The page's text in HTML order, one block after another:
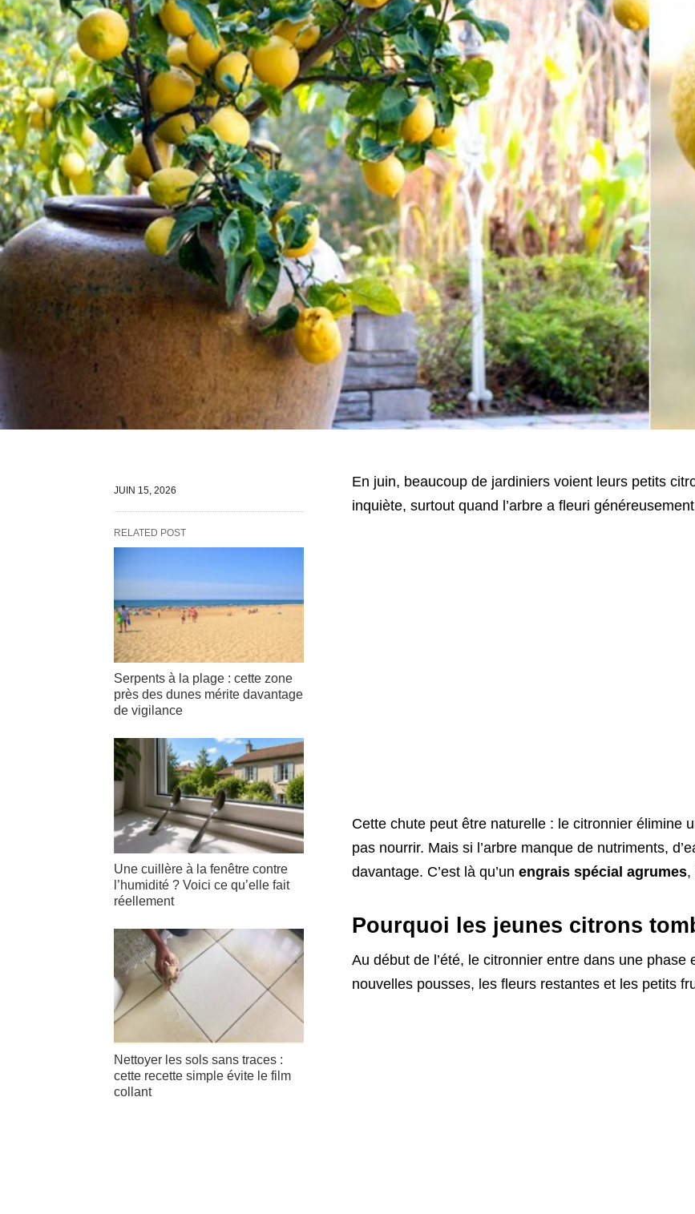
En juin, beaucoup de jardiniers voient leurs petits
inquiète, surtout quand l’arbre a fleuri
Cette chute peut être naturelle : le citronnier élimine
pas nourrir. Mais si l’arbre manque de nutriments,
davantage. C’est là qu’un engrais spécial agrumes,
Pourquoi les jeunes citrons
Au début de l’été, le citronnier entre dans une
nouvelles pousses, les fleurs restantes et les petits
JUIN 15, 2026
RELATED POST
Serpents à la plage : cette zone
près des dunes mérite davantage
de vigilance
Une cuillère à la fenêtre contre
l’humidité ? Voici ce qu’elle fait
réellement
Nettoyer les sols sans traces :
cette recette simple évite le film
collant